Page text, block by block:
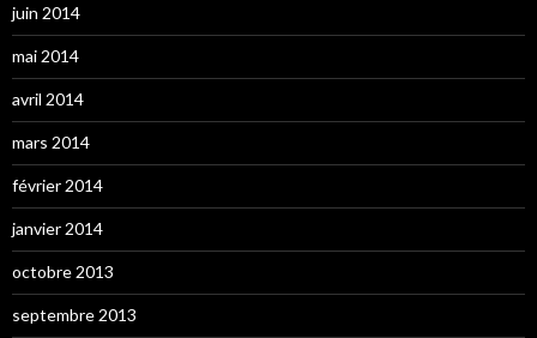
juin 2014
mai 2014
avril 2014
mars 2014
février 2014
janvier 2014
octobre 2013
septembre 2013